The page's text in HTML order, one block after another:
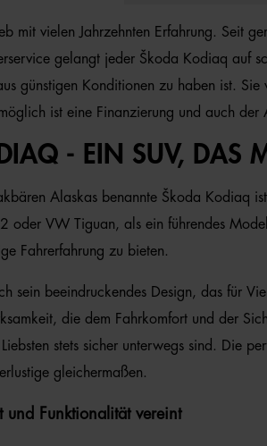
mit vielen Jahrzehnten Erfahrung. Seit
gelangt jeder Škoda Kodiaq auf
günstigen Konditionen zu haben ist.
ist eine Finanzierung und auch
- EIN SUV, DAS
Alaskas benannte Škoda Kodiaq
oder VW Tiguan, als ein führendes
Fahrerfahrung zu bieten.
sein beeindruckendes Design, das für
die dem Fahrkomfort und der
stets sicher unterwegs sind. Die
gleichermaßen.
und Funktionalität vereint